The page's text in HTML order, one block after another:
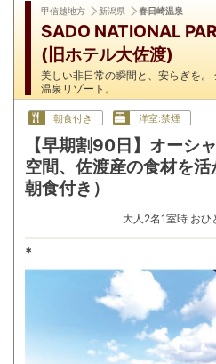
甲信越地方 新潟県 春日崎温泉
SADO NATIONAL
(旧ホテル大佐渡)
美しい非日常の瞬間と、安らぎを
温泉リゾート。
朝食付き 洋室:禁煙
【早期割90日】オーシ
空間、佐渡産の食材を
朝食付き）
大人 2名1室時 おひ
*